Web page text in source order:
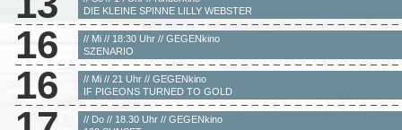
DIE KLEINE SPINNE LILLY WEBSTER
16
// Mi // 18:30 Uhr // GEGENkino
SZENARIO
16
// Mi // 21 Uhr // GEGENkino
IF PIGEONS TURNED TO GOLD
// Do // 18.30 Uhr // GEGENkino